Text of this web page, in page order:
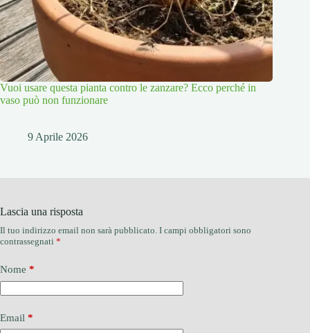
Vuoi usare questa pianta contro le zanzare? Ecco perché in
vaso può non funzionare
9 Aprile 2026
Lascia una risposta
Il tuo indirizzo email non sarà pubblicato. I campi obbligatori sono
contrassegnati *
Nome *
Email *